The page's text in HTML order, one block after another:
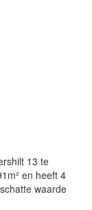
13 te
en heeft 4
waarde